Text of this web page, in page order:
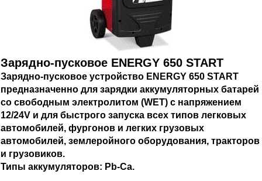
Зарядно-пусковое ENERGY 650 START
Зарядно-пусковое устройство ENERGY 650 START
предназначенно для зарядки аккумуляторных батарей
со свободным электролитом (WET) с напряжением
12/24V и для быстрого запуска всех типов легковых
автомобилей, фургонов и легких грузовых
автомобилей, землеройного оборудования, тракторов
и грузовиков.
Типы аккумуляторов: Pb-Ca.